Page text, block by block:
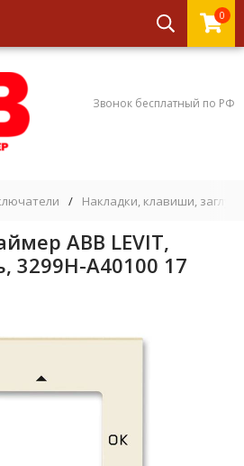
0
Звонок бесплатный по РФ
/ Накладки, клавиши,
ABB LEVIT,
3299H-A40100 17